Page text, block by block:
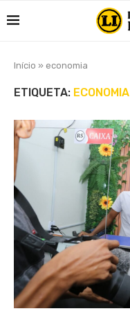
Início » economia
ETIQUETA: ECONOMIA